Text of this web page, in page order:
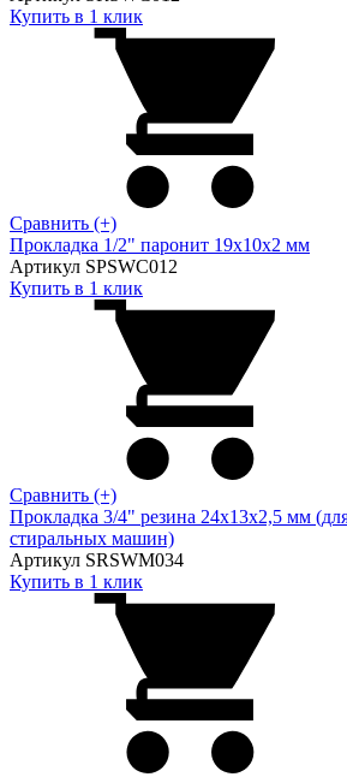
Купить в 1 клик
Сравнить (+)
Прокладка 1/2" паронит 19х10х2 мм
Артикул SPSWC012
Купить в 1 клик
Сравнить (+)
Прокладка 3/4" резина 24х13х2,5 мм
стиральных машин)
Артикул SRSWM034
Купить в 1 клик